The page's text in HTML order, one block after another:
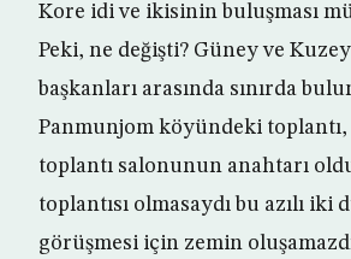
Kore idi ve ikisinin buluşması
Peki, ne değişti? Güney ve
başkanları arasında sınırda
Panmunjom köyündeki toplantı,
toplantı salonunun anahtarı
toplantısı olmasaydı bu azılı iki
görüşmesi için zemin